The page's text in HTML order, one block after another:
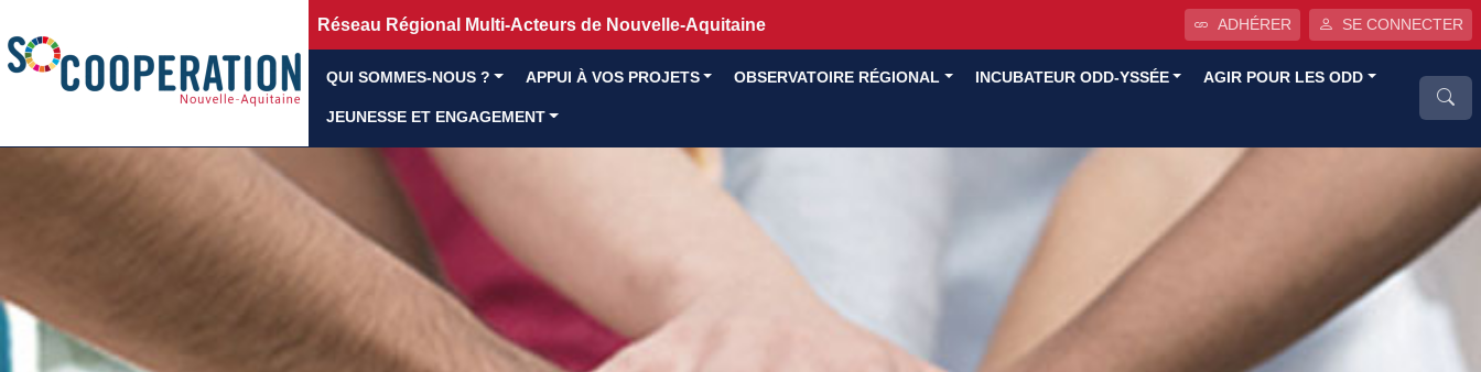
Réseau Régional Multi-Acteurs de Nouvelle-Aquitaine ADHÉRER SE CONNECTER
QUI SOMMES-NOUS ? APPUI À VOS PROJETS OBSERVATOIRE RÉGIONAL INCUBATEUR ODD-YSSÉE AGIR POUR LES ODD
JEUNESSE ET ENGAGEMENT